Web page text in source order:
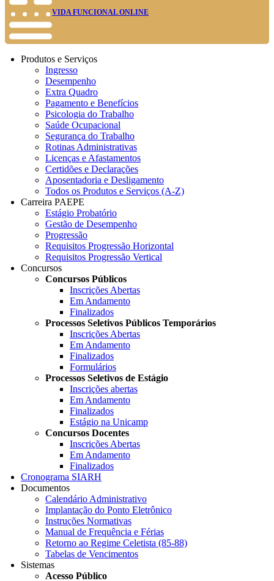
VIDA FUNCIONAL ONLINE
Produtos e Serviços
Ingresso
Desempenho
Extra Quadro
Pagamento e Benefícios
Psicologia do Trabalho
Saúde Ocupacional
Segurança do Trabalho
Rotinas Administrativas
Licenças e Afastamentos
Certidões e Declarações
Aposentadoria e Desligamento
Todos os Produtos e Serviços (A-Z)
Carreira PAEPE
Estágio Probatório
Gestão de Desempenho
Progressão
Requisitos Progressão Horizontal
Requisitos Progressão Vertical
Concursos
Concursos Públicos
Inscrições Abertas
Em Andamento
Finalizados
Processos Seletivos Públicos Temporários
Inscrições Abertas
Em Andamento
Finalizados
Formulários
Processos Seletivos de Estágio
Inscrições abertas
Em Andamento
Finalizados
Estágio na Unicamp
Concursos Docentes
Inscrições Abertas
Em Andamento
Finalizados
Cronograma SIARH
Documentos
Calendário Administrativo
Implantação do Ponto Eletrônico
Instruções Normativas
Manual de Frequência e Férias
Retorno ao Regime Celetista (85-88)
Tabelas de Vencimentos
Sistemas
Acesso Público